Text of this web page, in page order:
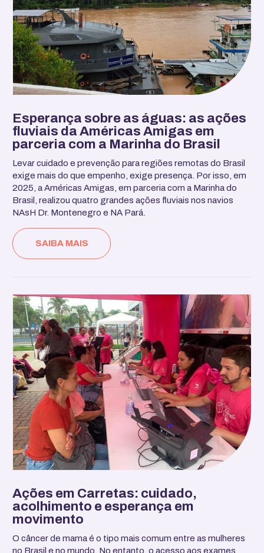
Esperança sobre as águas: as ações
fluviais da Américas Amigas em
parceria com a Marinha do Brasil
Levar cuidado e prevenção para regiões remotas do Brasil
exige mais do que empenho, exige presença. Por isso, em
2025, a Américas Amigas, em parceria com a Marinha do
Brasil, realizou quatro grandes ações fluviais nos navios
NAsH Dr. Montenegro e NA Pará.
SAIBA MAIS
Ações em Carretas: cuidado,
acolhimento e esperança em
movimento
O câncer de mama é o tipo mais comum entre as mulheres
no Brasil e no mundo. No entanto, o acesso aos exames